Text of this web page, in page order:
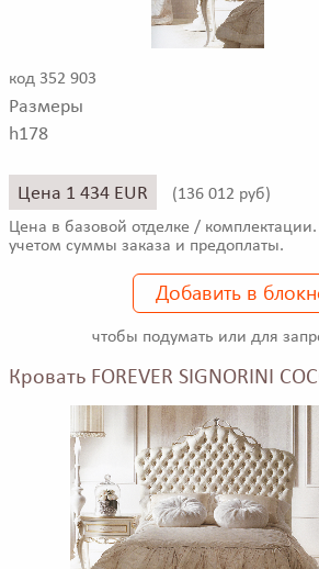
код 352 903
Размеры
h178
Цена 1 434 EUR (136 012 руб)
Цена в базовой отделке /
учетом суммы заказа и предоплаты.
Добавить в
чтобы подумать или для
Кровать FOREVER SIGNORINI